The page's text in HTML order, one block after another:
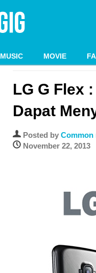
MUSIC MOVIE
LG G Flex
Dapat
Posted by Common
November 22, 2013